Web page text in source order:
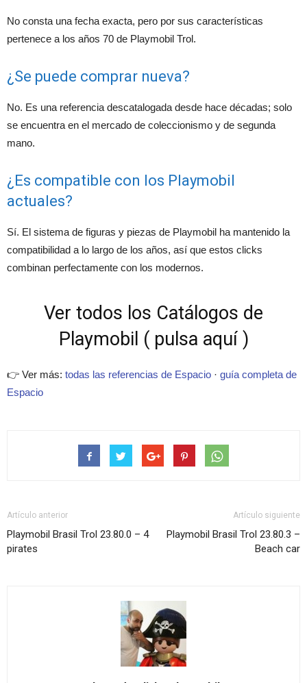
No consta una fecha exacta, pero por sus características
pertenece a los años 70 de Playmobil Trol.
¿Se puede comprar nueva?
No. Es una referencia descatalogada desde hace décadas; solo
se encuentra en el mercado de coleccionismo y de segunda
mano.
¿Es compatible con los Playmobil
actuales?
Sí. El sistema de figuras y piezas de Playmobil ha mantenido la
compatibilidad a lo largo de los años, así que estos clicks
combinan perfectamente con los modernos.
Ver todos los Catálogos de
Playmobil ( pulsa aquí )
👉 Ver más: todas las referencias de Espacio · guía completa de
Espacio
Artículo anterior
Playmobil Brasil Trol 23.80.0 – 4
pirates
Artículo siguiente
Playmobil Brasil Trol 23.80.3 –
Beach car